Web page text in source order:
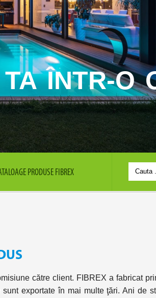
ÎNTR-O
PRODUSE FIBREX
către client. FIBREX a fabricat
exportate în mai multe ţări. Ani de